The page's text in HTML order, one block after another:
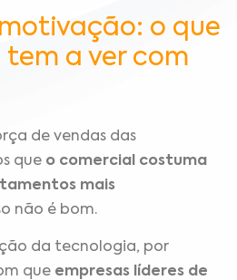
o que
a ver com
de vendas das
que o comercial costuma
mais
não é bom.
da tecnologia, por
que empresas líderes de